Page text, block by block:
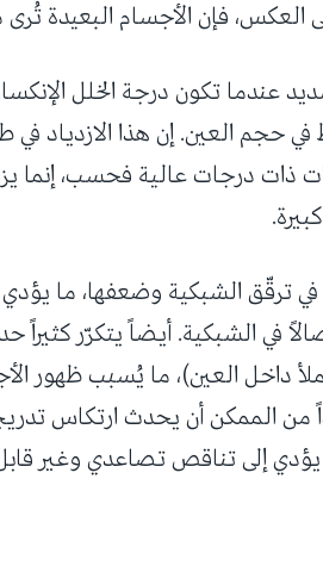
العكس، فإن الأجسام البعيدة
عندما تكون درجة الخلل
حجم العين. إن هذا الازدياد في
درجات عالية فحسب، إنما
ترقّق الشبكية وضعفها، ما
في الشبكية. أيضاً يتكرّر
داخل العين)، ما يُسبب ظهور
من الممكن أن يحدث ارتكاس
يؤدي إلى تناقص تصاعدي وغير